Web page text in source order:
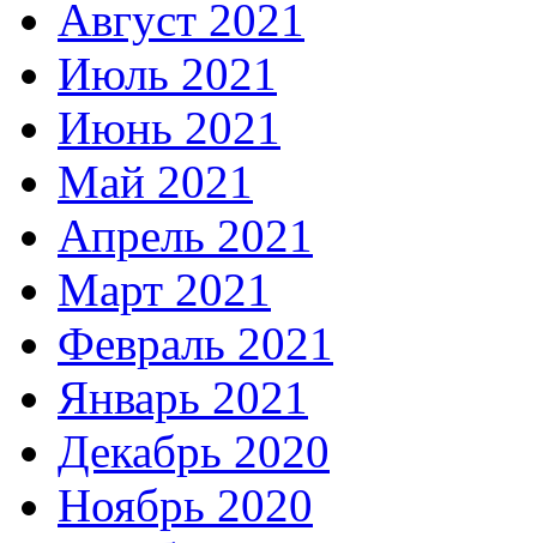
Август 2021
Июль 2021
Июнь 2021
Май 2021
Апрель 2021
Март 2021
Февраль 2021
Январь 2021
Декабрь 2020
Ноябрь 2020